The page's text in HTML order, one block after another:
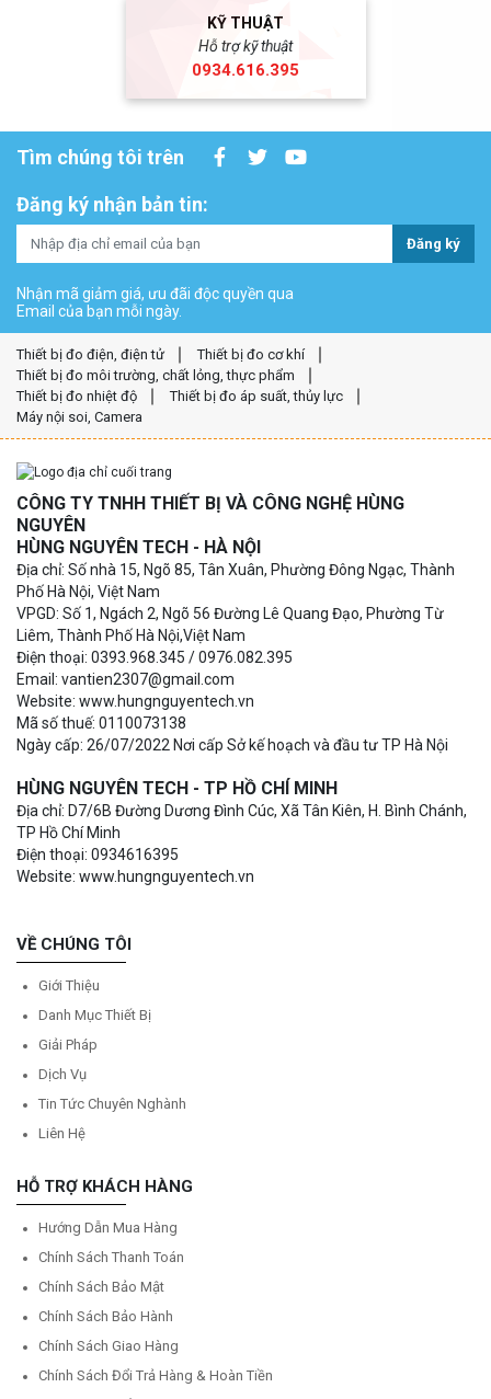
KỸ THUẬT
Hỗ trợ kỹ thuật
0934.616.395
Tìm chúng tôi trên
Đăng ký nhận bản tin:
Đăng ký
Nhận mã giảm giá, ưu đãi độc quyền qua
Email của bạn mỗi ngày.
Thiết bị đo điện, điện tử
Thiết bị đo cơ khí
Thiết bị đo môi trường, chất lỏng, thực phẩm
Thiết bị đo nhiệt độ
Thiết bị đo áp suất, thủy lực
Máy nội soi, Camera
CÔNG TY TNHH THIẾT BỊ VÀ CÔNG NGHỆ HÙNG
NGUYÊN
HÙNG NGUYÊN TECH - HÀ NỘI
Địa chỉ: Số nhà 15, Ngõ 85, Tân Xuân, Phường Đông Ngạc, Thành
Phố Hà Nội, Việt Nam
VPGD: Số 1, Ngách 2, Ngõ 56 Đường Lê Quang Đạo, Phường Từ
Liêm, Thành Phố Hà Nội,Việt Nam
Điện thoại: 0393.968.345 / 0976.082.395
Email: vantien2307@gmail.com
Website: www.hungnguyentech.vn
Mã số thuế: 0110073138
Ngày cấp: 26/07/2022 Nơi cấp Sở kế hoạch và đầu tư TP Hà Nội
HÙNG NGUYÊN TECH - TP HỒ CHÍ MINH
Địa chỉ: D7/6B Đường Dương Đình Cúc, Xã Tân Kiên, H. Bình Chánh,
TP Hồ Chí Minh
Điện thoại: 0934616395
Website: www.hungnguyentech.vn
VỀ CHÚNG TÔI
Giới Thiệu
Danh Mục Thiết Bị
Giải Pháp
Dịch Vụ
Tin Tức Chuyên Nghành
Liên Hệ
HỖ TRỢ KHÁCH HÀNG
Hướng Dẫn Mua Hàng
Chính Sách Thanh Toán
Chính Sách Bảo Mật
Chính Sách Bảo Hành
Chính Sách Giao Hàng
Chính Sách Đổi Trả Hàng & Hoàn Tiền